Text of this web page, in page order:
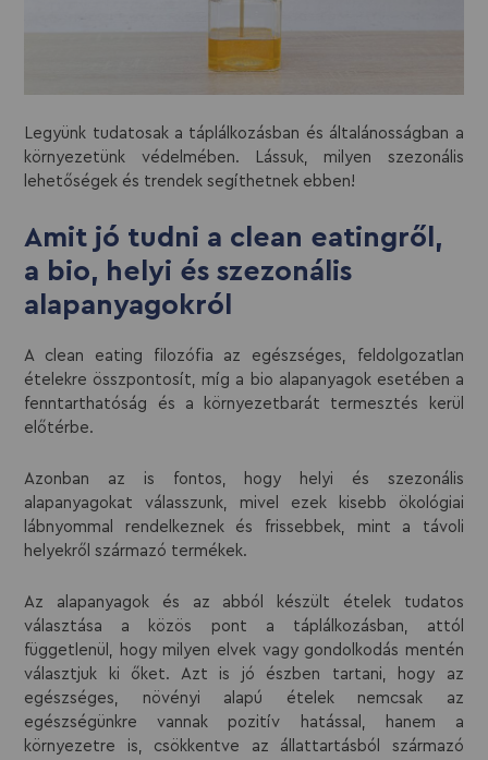
Legyünk tudatosak a táplálkozásban és általánosságban a
környezetünk védelmében. Lássuk, milyen szezonális
lehetőségek és trendek segíthetnek ebben!
Amit jó tudni a clean eatingről,
a bio, helyi és szezonális
alapanyagokról
A clean eating filozófia az egészséges, feldolgozatlan
ételekre összpontosít, míg a bio alapanyagok esetében a
fenntarthatóság és a környezetbarát termesztés kerül
előtérbe.
Azonban az is fontos, hogy helyi és szezonális
alapanyagokat válasszunk, mivel ezek kisebb ökológiai
lábnyommal rendelkeznek és frissebbek, mint a távoli
helyekről származó termékek.
Az alapanyagok és az abból készült ételek tudatos
választása a közös pont a táplálkozásban, attól
függetlenül, hogy milyen elvek vagy gondolkodás mentén
választjuk ki őket. Azt is jó észben tartani, hogy az
egészséges, növényi alapú ételek nemcsak az
egészségünkre vannak pozitív hatással, hanem a
környezetre is, csökkentve az állattartásból származó